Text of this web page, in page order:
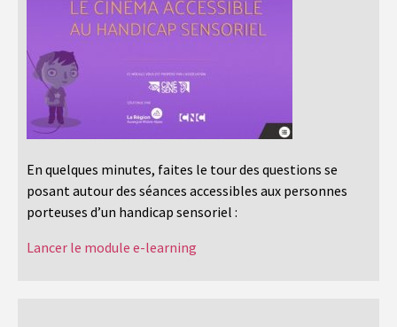
En quelques minutes, faites le tour des questions se
posant autour des séances accessibles aux personnes
porteuses d’un handicap sensoriel :
Lancer le module e-learning